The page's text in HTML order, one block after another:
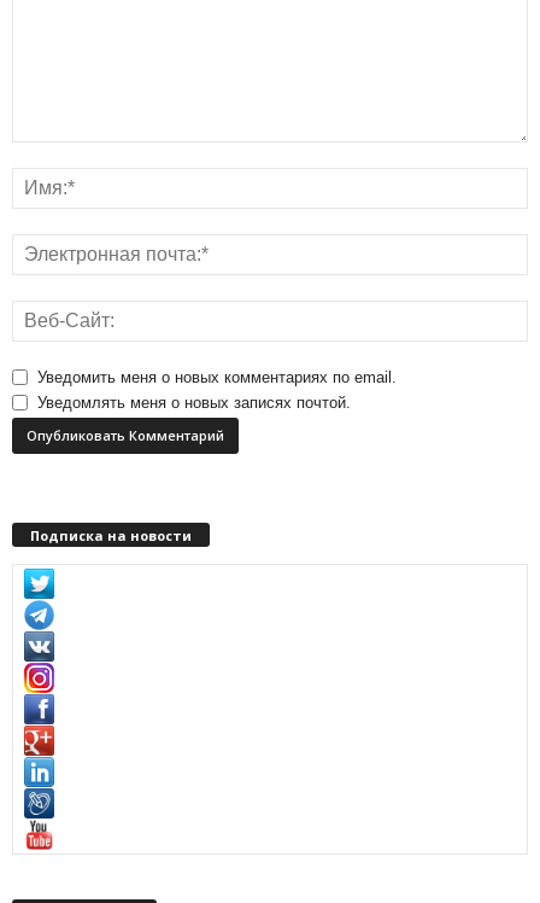
Уведомить меня о новых комментариях по email.
Уведомлять меня о новых записях почтой.
Подписка на новости